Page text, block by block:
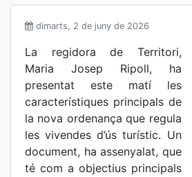
dimarts, 2 de juny de 2026
La regidora de Territori,
Maria Josep Ripoll, ha
presentat este matí les
característiques principals de
la nova ordenança que regula
les vivendes d’ús turístic. Un
document, ha assenyalat, que
té com a objectius principals